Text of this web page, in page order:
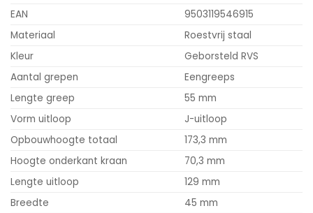
EAN
9503119546915
Materiaal
Roestvrij staal
Kleur
Geborsteld RVS
Aantal grepen
Eengreeps
Lengte greep
55 mm
Vorm uitloop
J-uitloop
Opbouwhoogte totaal
173,3 mm
Hoogte onderkant kraan
70,3 mm
Lengte uitloop
129 mm
Breedte
45 mm